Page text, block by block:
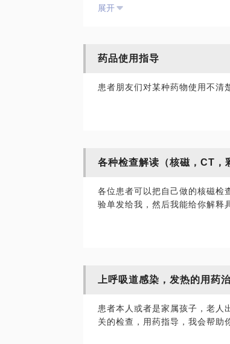
展开
药品使用指导
患者朋友们对某种药物使用不清
各种检查解读（核磁，CT，
各位患者可以把自己做的核磁检
验单发给我，然后我能给你解释
上呼吸道感染，发热的用药
患者本人或者是家属孩子，老人
关的检查，用药指导，我会帮助